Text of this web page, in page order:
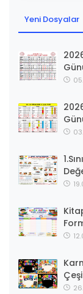
Yeni Dosyalar